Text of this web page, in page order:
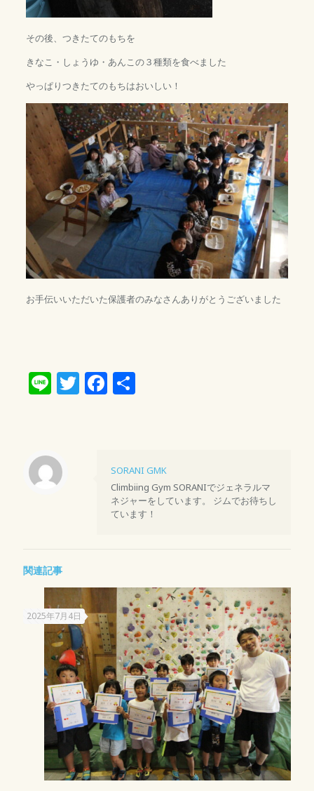
その後、つきたてのもちを
きなこ・しょうゆ・あんこの３種類を食べました
やっぱりつきたてのもちはおいしい！
お手伝いいただいた保護者のみなさんありがとうございました
LineTwitter
Facebook
共
SORANI GMK
Climbiing Gym SORANIでジェネラルマ
ネジャーをしています。 ジムでお待ちし
ています！
関連記事
2025年7月4日